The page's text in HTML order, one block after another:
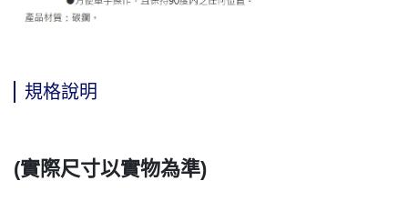
規格說明
(實際尺寸以實物為準)